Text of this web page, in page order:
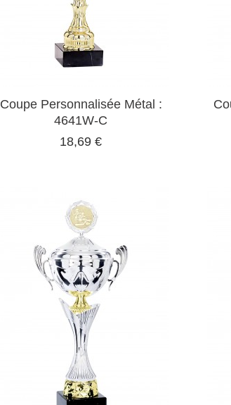
Coupe Personnalisée Métal :
4641W-C
18,69 €